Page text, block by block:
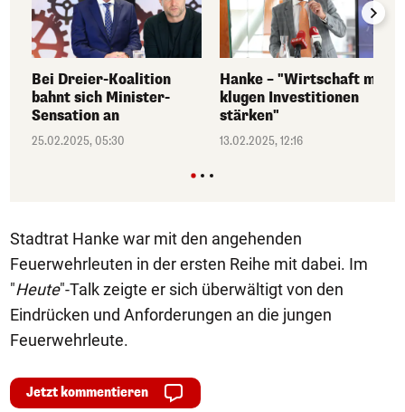
Bei Dreier-Koalition
bahnt sich Minister-
Sensation an
25.02.2025, 05:30
Hanke – "Wirtschaft mit
klugen Investitionen
stärken"
13.02.2025, 12:16
Stadtrat Hanke war mit den angehenden
Feuerwehrleuten in der ersten Reihe mit dabei. Im
"Heute"-Talk zeigte er sich überwältigt von den
Eindrücken und Anforderungen an die jungen
Feuerwehrleute.
Jetzt kommentieren